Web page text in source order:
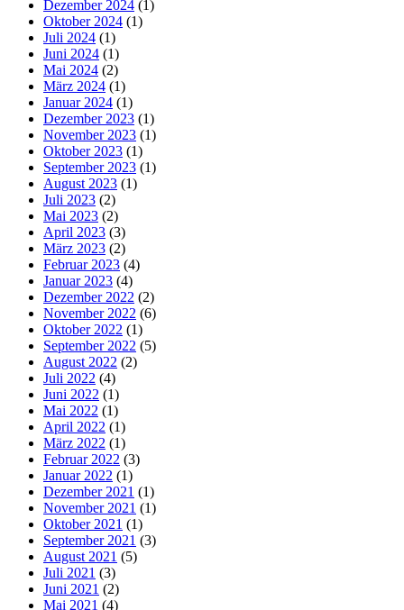
Dezember 2024 (1)
Oktober 2024 (1)
Juli 2024 (1)
Juni 2024 (1)
Mai 2024 (2)
März 2024 (1)
Januar 2024 (1)
Dezember 2023 (1)
November 2023 (1)
Oktober 2023 (1)
September 2023 (1)
August 2023 (1)
Juli 2023 (2)
Mai 2023 (2)
April 2023 (3)
März 2023 (2)
Februar 2023 (4)
Januar 2023 (4)
Dezember 2022 (2)
November 2022 (6)
Oktober 2022 (1)
September 2022 (5)
August 2022 (2)
Juli 2022 (4)
Juni 2022 (1)
Mai 2022 (1)
April 2022 (1)
März 2022 (1)
Februar 2022 (3)
Januar 2022 (1)
Dezember 2021 (1)
November 2021 (1)
Oktober 2021 (1)
September 2021 (3)
August 2021 (5)
Juli 2021 (3)
Juni 2021 (2)
Mai 2021 (4)